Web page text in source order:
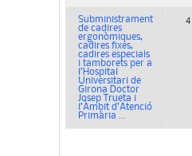
Subministrament
de cadires
ergonòmiques,
cadires fixes,
cadires especials
i tamborets per a
l’Hospital
Universitari de
Girona Doctor
Josep Trueta i
l’Àmbit d’Atenció
Primària ...
4